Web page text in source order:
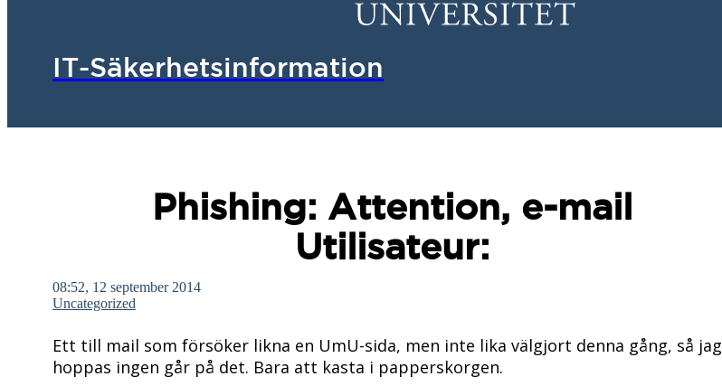
IT-Säkerhetsinformation
Phishing: Attention, e-mail
Utilisateur:
08:52, 12 september 2014
Uncategorized
Ett till mail som försöker likna en UmU-sida, men inte lika välgjort denna gång, så jag
hoppas ingen går på det. Bara att kasta i papperskorgen.